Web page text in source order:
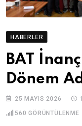
HABERLER
BAT
Dönem
25 MAYIS 2026
560 GÖRÜNTÜLENME